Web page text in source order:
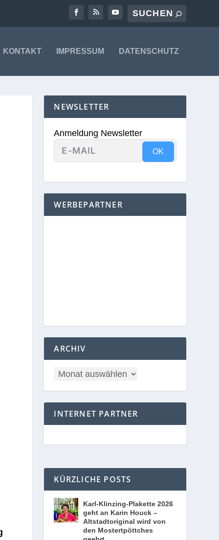
KONTAKT IMPRESSUM DATENSCHUTZ
NEWSLETTER
Anmeldung Newsletter
OK
WERBEPARTNER
ARCHIV
INTERNET PARTNER
KÜRZLICHE POSTS
Karl-Klinzing-Plakette 2026
geht an Karin Houck –
Altstadtoriginal wird von
den Mostertpöttches